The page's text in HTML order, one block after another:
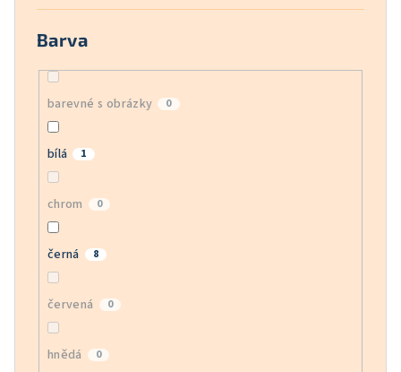
Barva
barevné s obrázky 0
bílá 1
chrom 0
černá 8
červená 0
hnědá 0